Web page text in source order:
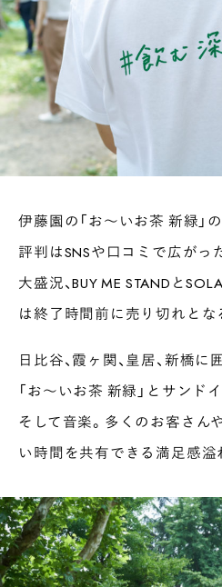
伊藤園の「お〜いお茶 新緑」
評判はSNSや口コミで広がっ
大盛況、BUY ME STANDと
は終了時間前に売り切れとな
日比谷、霞ヶ関、皇居、新橋
「お〜いお茶 新緑」とサンド
そして音楽。多くのお客さん
い時間を共有できる満足感溢